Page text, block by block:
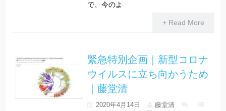
で、今のよ
+ Read More
緊急特別企画｜新型コロナ
ウイルスに立ち向かうため
｜藤堂清
2020年4月14日
藤堂清